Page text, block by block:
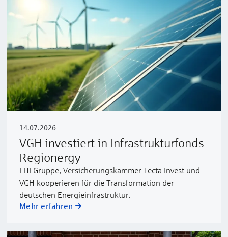
14.07.2026
VGH investiert in Infrastrukturfonds
Regionergy
LHI Gruppe, Versicherungskammer Tecta Invest und
VGH kooperieren für die Transformation der
deutschen Energieinfrastruktur.
Mehr erfahren